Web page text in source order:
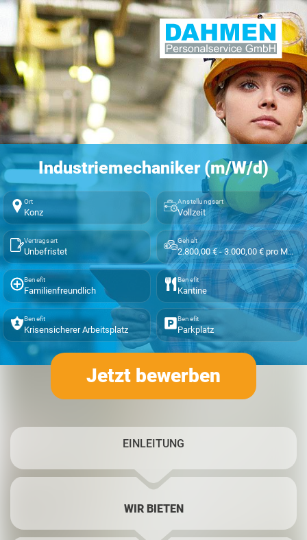
Industriemechaniker (m/W/d)
Ort
Konz
Anstellungsart
Vollzeit
Vertragsart
Unbefristet
Gehalt
2.800,00 € - 3.000,00 € pro Monat
Benefit
Familienfreundlich
Benefit
Kantine
Benefit
Krisensicherer Arbeitsplatz
Benefit
Parkplatz
Jetzt bewerben
EINLEITUNG
WIR BIETEN